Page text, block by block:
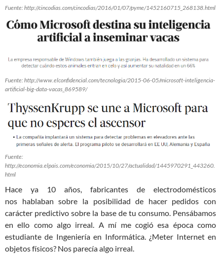
Fuente: http://cincodias.com/cincodias/2016/01/07/pyme/1452160715_268138.html
Fuente: http://www.elconfidencial.com/tecnologia/2015-06-05/microsoft-inteligencia-
artificial-big-data-vacas_869589/
Fuente:
http://economia.elpais.com/economia/2015/10/27/actualidad/1445970291_443260.
html
Hace ya 10 años, fabricantes de electrodomésticos
nos hablaban sobre la posibilidad de hacer pedidos con
carácter predictivo sobre la base de tu consumo. Pensábamos
en ello como algo irreal. A mí me cogió esa época como
estudiante de Ingeniería en Informática. ¿Meter Internet en
objetos físicos? Nos parecía algo irreal.